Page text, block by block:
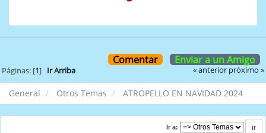
Comentar Enviar a un Amigo
Páginas: [1] Ir Arriba « anterior próximo »
General Otros Temas ATROPELLO EN NAVIDAD 2024
Ir a: